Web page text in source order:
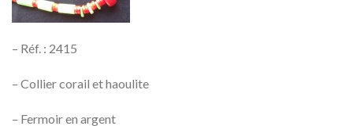
– Réf. : 2415
– Collier corail et haoulite
– Fermoir en argent